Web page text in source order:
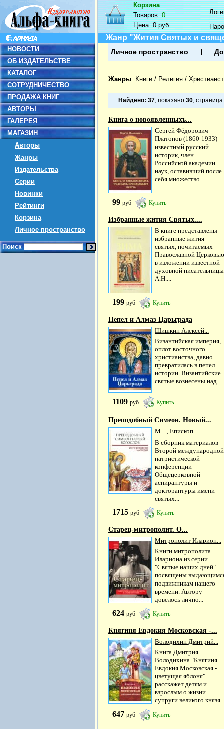
НОВОСТИ
ОБ ИЗДАТЕЛЬСТВЕ
КАТАЛОГ
СОТРУДНИЧЕСТВО
ПРОДАЖА КНИГ
АВТОРЫ
ГАЛЕРЕЯ
МАГАЗИН
Авторы
Жанры
Издательства
Серии
Новинки
Рейтинги
Корзина
Личное пространство
Поиск
Корзина
Товаров:0
Цена:0 руб.
Жанр "Жития Святых и
Личное пространство
Жанры: Книги / Религия /
Найдено: 37, показано 30, страница
Книга о новоявленныхъ...
Сергей Фёдорович
Платонов (1860-1933) -
известный русский
историк, член
Российской академии
наук, оставивший после
себя множество...
99 руб Купить
Избранные жития Святых....
В книге представлены
избранные жития
святых, почитаемых
Православной
в изложении известной
духовной писательницы
А.Н....
199 руб Купить
Пепел и Алмаз Царьграда
Шишкин Алексей...
Византийская империя,
оплот восточного
христианства, давно
превратилась в пепел
истории. Византийские
святые вознесены над...
1109 руб Купить
Преподобный Симеон. Новый...
М... , Епископ...
В сборник материалов
Второй международной
патристической
конференции
Общецерковной
аспирантуры и
докторантуры имени
святых...
1715 руб Купить
Старец-митрополит. О...
Митрополит Иларион...
Книги митрополита
Илариона из серии
"Святые наших дней"
посвящены
подвижникам нашего
времени. Автору
довелось лично...
624 руб Купить
Княгиня Евдокия Московская -...
Володихин Дмитрий...
Книга Дмитрия
Володихина "Княгиня
Евдокия Московская -
цветущая яблоня"
расскажет детям и
взрослым о жизни
супруги великого
647 руб Купить